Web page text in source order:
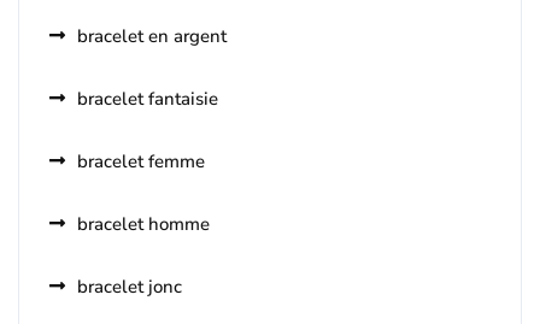
bracelet en argent
bracelet fantaisie
bracelet femme
bracelet homme
bracelet jonc